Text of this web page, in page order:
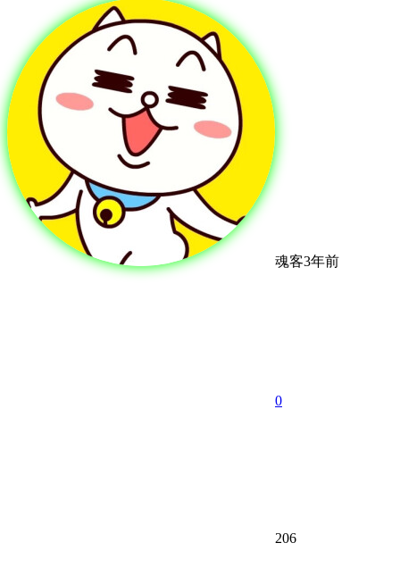
魂客3年前
0
206